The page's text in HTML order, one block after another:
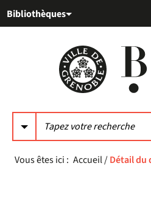
au
auBibliothèques
Vous êtes ici : Accueil/Détail du